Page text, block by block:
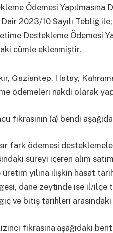
Ödemesi Yapılmasına
2023/10 Sayılı Tebliğ
Destekleme Ödemesi
cümle eklenmiştir.
Gaziantep, Hatay,
ödemeleri nakdi olarak
fıkrasının (a) bendi
fark ödemesi
süreyi içeren alım
yılına ilişkin hasat
dane zeytinde ise il/ilçe
ve bitiş tarihleri arasındaki
fıkrasına aşağıdaki